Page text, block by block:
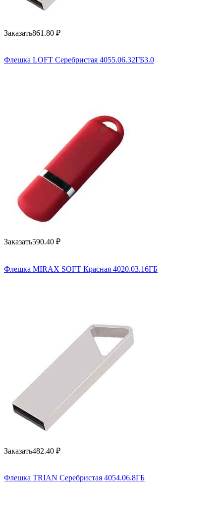
Заказать861.80 ₽
Флешка LOFT Серебристая 4055.06.32ГБ3.0
Заказать590.40 ₽
Флешка MIRAX SOFT Красная 4020.03.16ГБ
Заказать482.40 ₽
Флешка TRIAN Серебристая 4054.06.8ГБ